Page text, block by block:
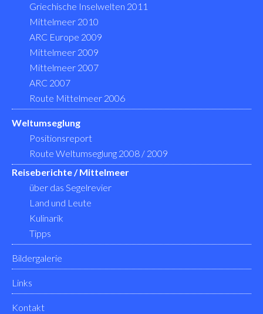
Griechische Inselwelten 2011
Mittelmeer 2010
ARC Europe 2009
Mittelmeer 2009
Mittelmeer 2007
ARC 2007
Route Mittelmeer 2006
Weltumseglung
Positionsreport
Route Weltumseglung 2008 / 2009
Reiseberichte / Mittelmeer
über das Segelrevier
Land und Leute
Kulinarik
Tipps
Bildergalerie
Links
Kontakt